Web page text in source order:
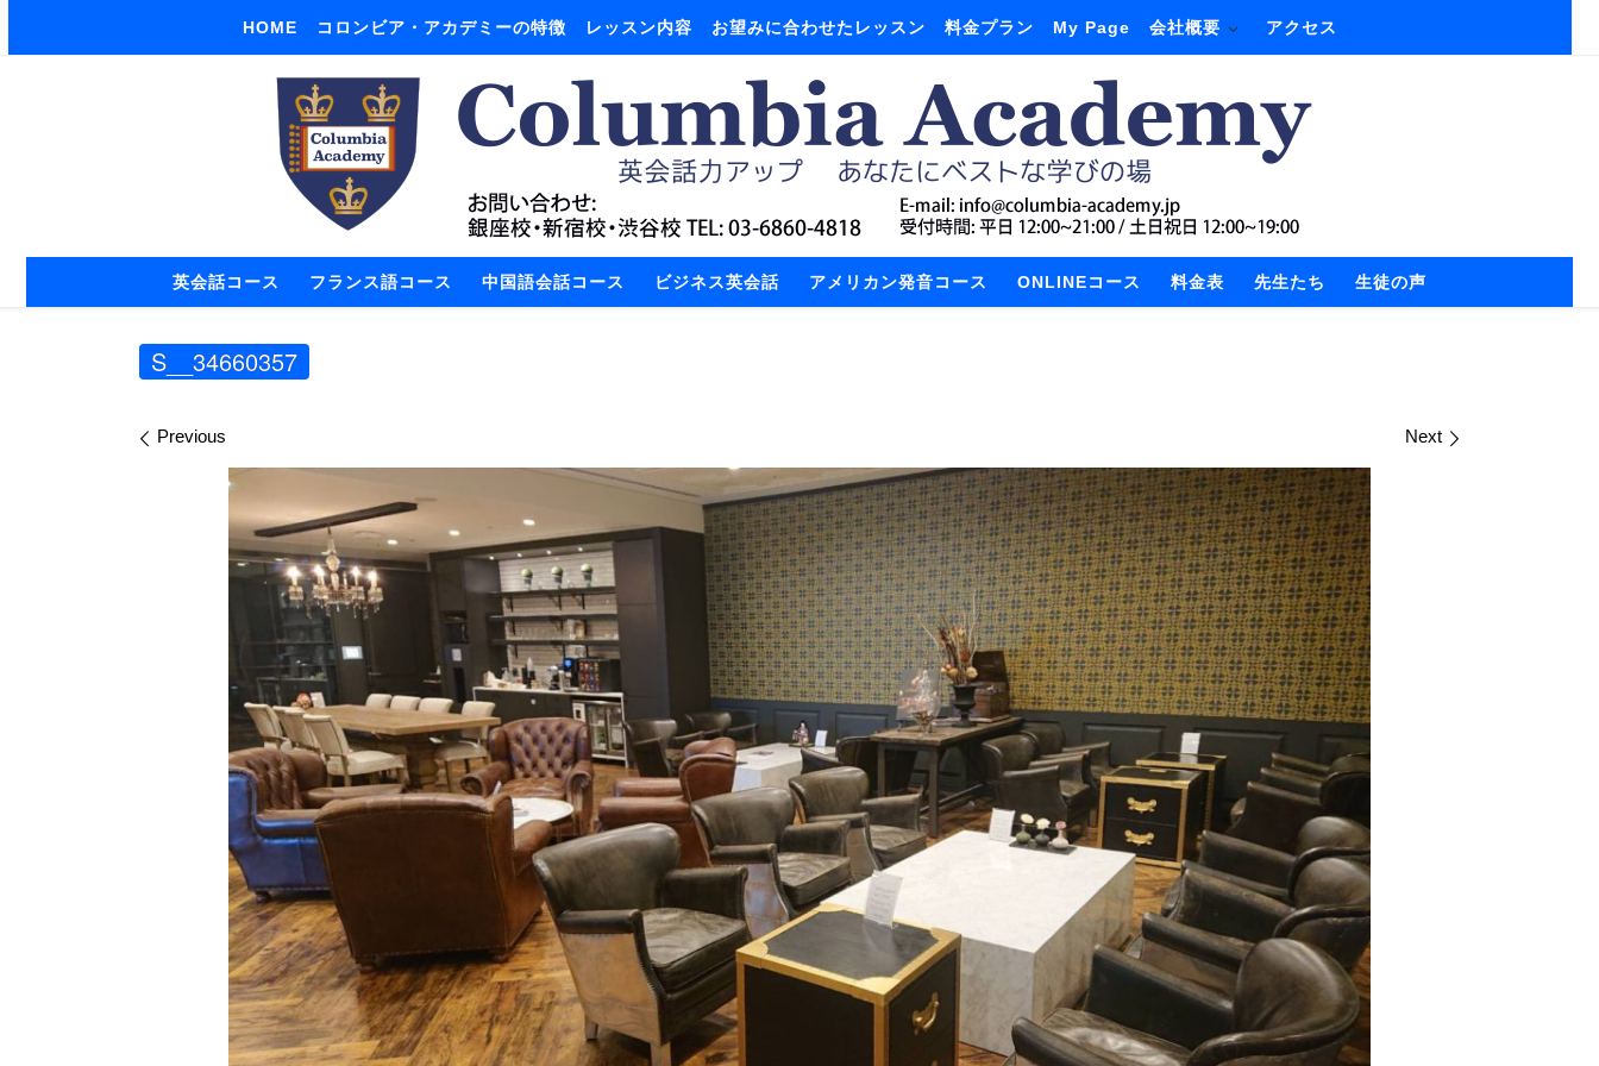
HOME コロンビア・アカデミーの特徴 レッスン内容 お望みに合わせたレッスン 料金プラン My Page 会社概要 アクセス
英会話コース フランス語コース 中国語会話コース ビジネス英会話 アメリカン発音コース ONLINEコース 料金表 先生たち 生徒の声
S__34660357
Images navigation
Previous Next